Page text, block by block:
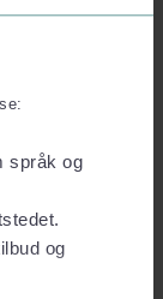
språk og
og